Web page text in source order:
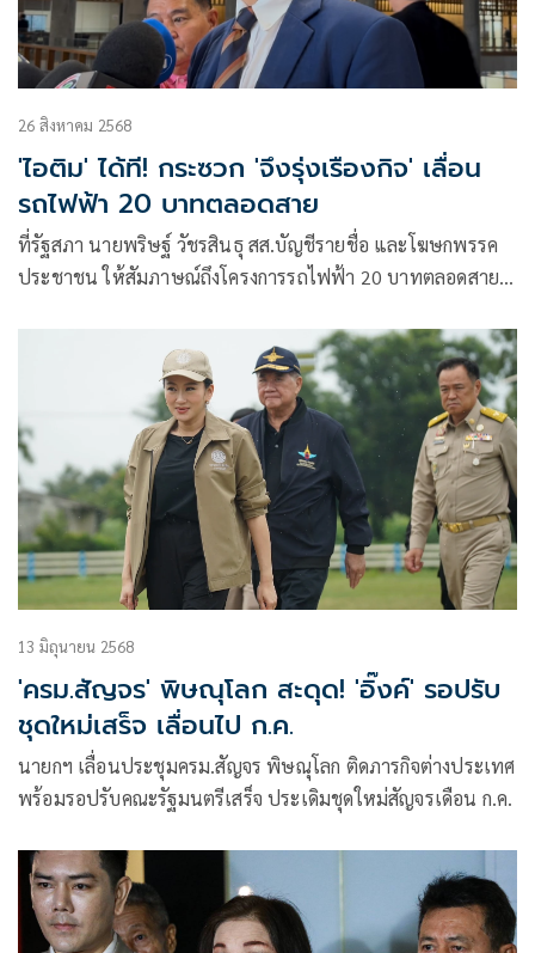
26 สิงหาคม 2568
'ไอติม' ได้ที! กระซวก 'จึงรุ่งเรืองกิจ' เลื่อน
รถไฟฟ้า 20 บาทตลอดสาย
ที่รัฐสภา นายพริษฐ์ วัชรสินธุ สส.บัญชีรายชื่อ และโฆษกพรรค
ประชาชน ให้สัมภาษณ์ถึงโครงการรถไฟฟ้า 20 บาทตลอดสาย
13 มิถุนายน 2568
'ครม.สัญจร' พิษณุโลก สะดุด! 'อิ๊งค์' รอปรับ
ชุดใหม่เสร็จ เลื่อนไป ก.ค.
นายกฯ เลื่อนประชุมครม.สัญจร พิษณุโลก ติดภารกิจต่างประเทศ
พร้อมรอปรับคณะรัฐมนตรีเสร็จ ประเดิมชุดใหม่สัญจรเดือน ก.ค.